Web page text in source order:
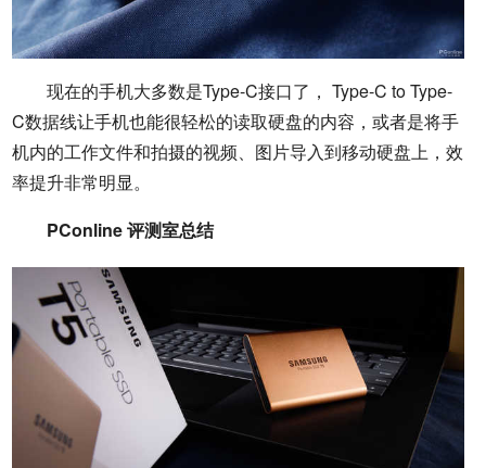
现在的手机大多数是Type-C接口了， Type-C to Type-
C数据线让手机也能很轻松的读取硬盘的内容，或者是将手
机内的工作文件和拍摄的视频、图片导入到移动硬盘上，效
率提升非常明显。
PConline 评测室总结